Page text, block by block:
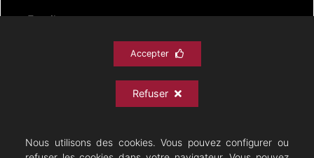
S'inscrire
SPECTACLESDOCUMENTATION
Nous utilisons des cookies. Vous pouvez configurer ou
Accepter
Refuser